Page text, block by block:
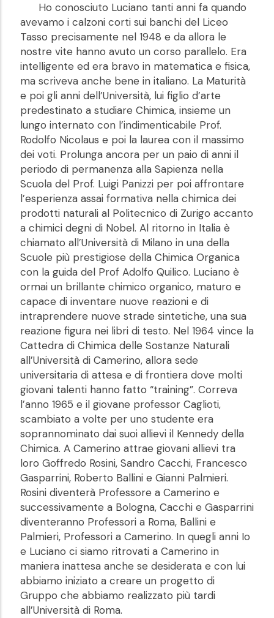
Ho conosciuto Luciano tanti anni fa quando
avevamo i calzoni corti sui banchi del Liceo
Tasso precisamente nel 1948 e da allora le
nostre vite hanno avuto un corso parallelo. Era
intelligente ed era bravo in matematica e fisica,
ma scriveva anche bene in italiano. La Maturità
e poi gli anni dell’Università, lui figlio d’arte
predestinato a studiare Chimica, insieme un
lungo internato con l’indimenticabile Prof.
Rodolfo Nicolaus e poi la laurea con il massimo
dei voti. Prolunga ancora per un paio di anni il
periodo di permanenza alla Sapienza nella
Scuola del Prof. Luigi Panizzi per poi affrontare
l’esperienza assai formativa nella chimica dei
prodotti naturali al Politecnico di Zurigo accanto
a chimici degni di Nobel. Al ritorno in Italia è
chiamato all’Università di Milano in una della
Scuole più prestigiose della Chimica Organica
con la guida del Prof Adolfo Quilico. Luciano è
ormai un brillante chimico organico, maturo e
capace di inventare nuove reazioni e di
intraprendere nuove strade sintetiche, una sua
reazione figura nei libri di testo. Nel 1964 vince la
Cattedra di Chimica delle Sostanze Naturali
all’Università di Camerino, allora sede
universitaria di attesa e di frontiera dove molti
giovani talenti hanno fatto “training”. Correva
l’anno 1965 e il giovane professor Caglioti,
scambiato a volte per uno studente era
soprannominato dai suoi allievi il Kennedy della
Chimica. A Camerino attrae giovani allievi tra
loro Goffredo Rosini, Sandro Cacchi, Francesco
Gasparrini, Roberto Ballini e Gianni Palmieri.
Rosini diventerà Professore a Camerino e
successivamente a Bologna, Cacchi e Gasparrini
diventeranno Professori a Roma, Ballini e
Palmieri, Professori a Camerino. In quegli anni Io
e Luciano ci siamo ritrovati a Camerino in
maniera inattesa anche se desiderata e con lui
abbiamo iniziato a creare un progetto di
Gruppo che abbiamo realizzato più tardi
all’Università di Roma.